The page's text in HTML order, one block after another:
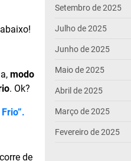
abaixo!
modo
. Ok?
de
Setembro de 2025
Julho de 2025
Junho de 2025
Maio de 2025
Abril de 2025
Março de 2025
Fevereiro de 2025